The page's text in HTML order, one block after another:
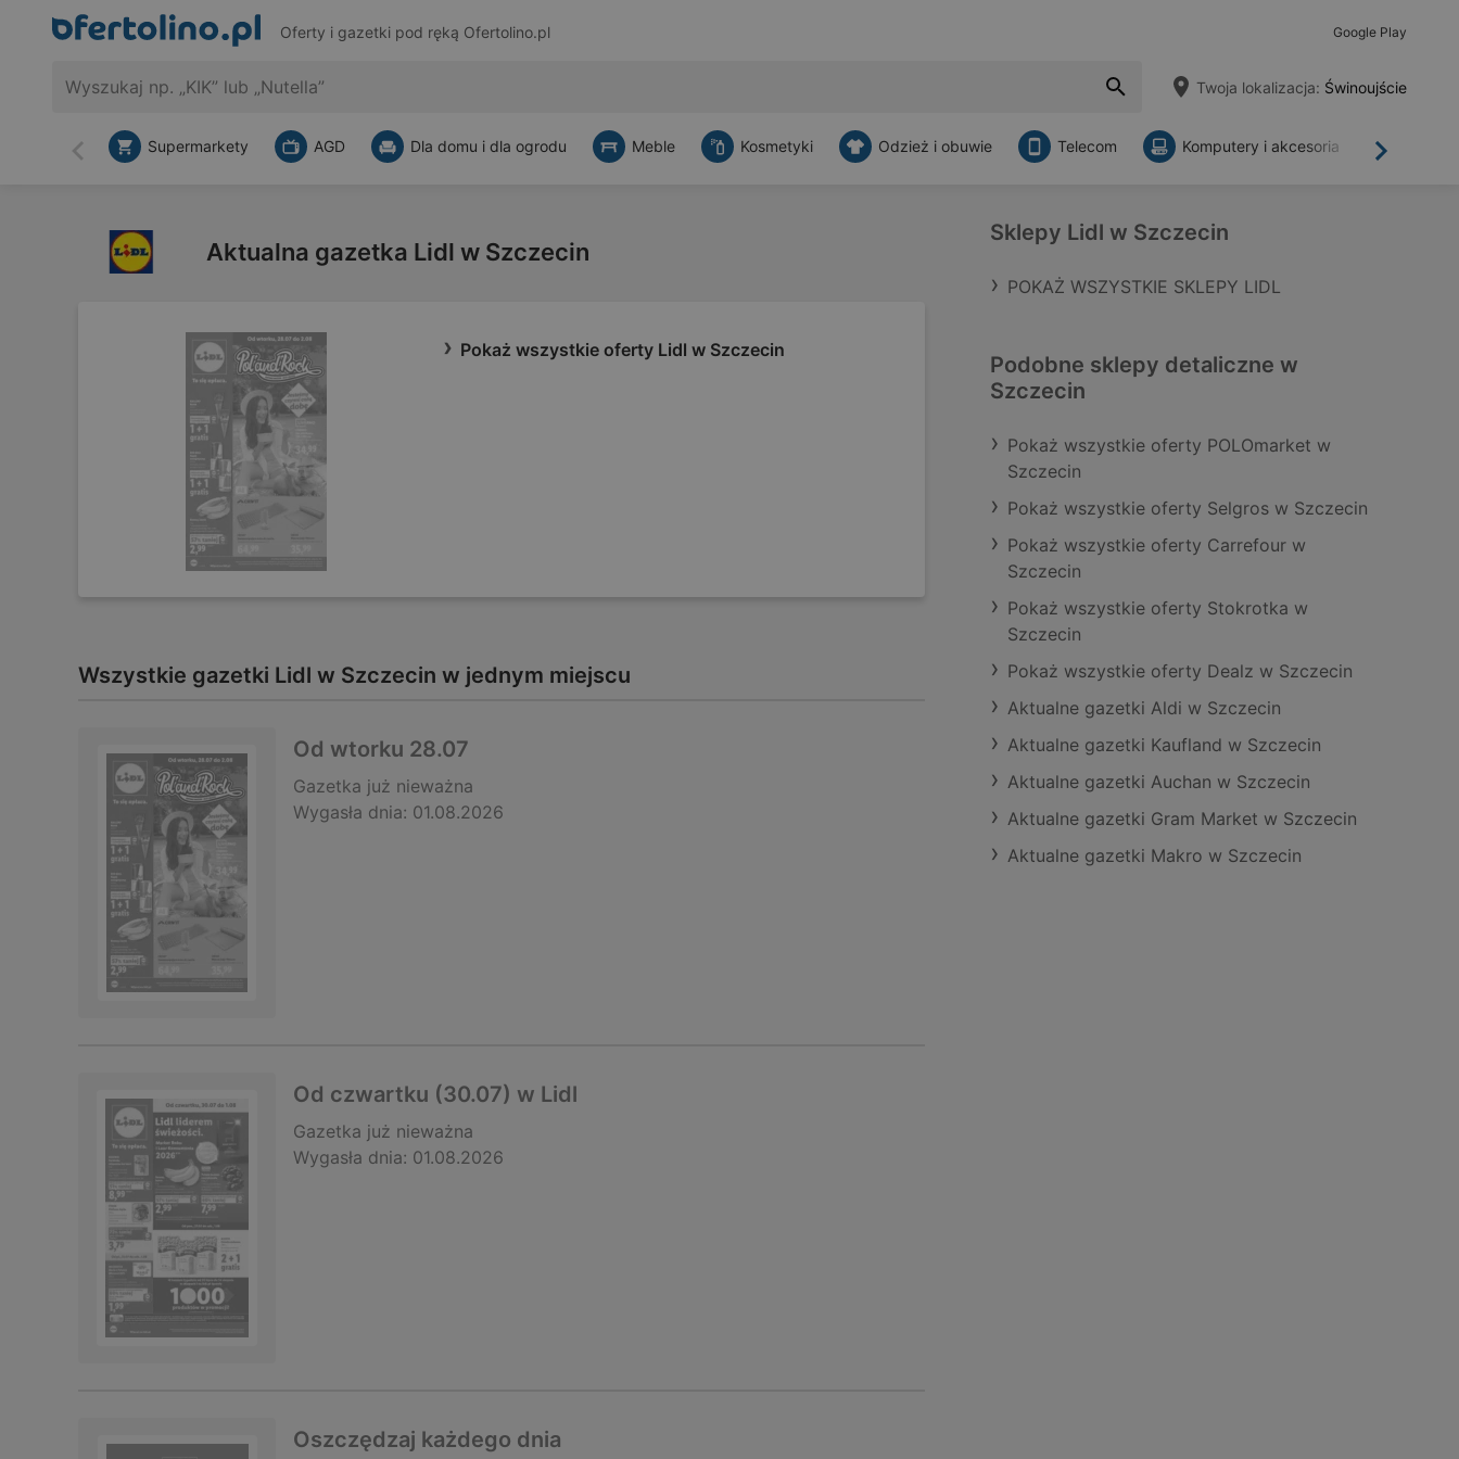
Oferty i gazetki pod ręką Ofertolino.pl Google Play
Twoja lokalizacja: Świnoujście
Wstecz Dalej
Supermarkety AGD Dla domu i dla ogrodu Meble Kosmetyki Odzież i obuwie Telecom Komputery i akcesoria
Aktualna gazetka Lidl w Szczecin
Pokaż wszystkie oferty Lidl w Szczecin
Wszystkie gazetki Lidl w Szczecin w jednym miejscu
Od wtorku 28.07
Gazetka już nieważna
Wygasła dnia: 01.08.2026
Od czwartku (30.07) w Lidl
Gazetka już nieważna
Wygasła dnia: 01.08.2026
Oszczędzaj każdego dnia
Sklepy Lidl w Szczecin
POKAŻ WSZYSTKIE SKLEPY LIDL
Podobne sklepy detaliczne w
Szczecin
Pokaż wszystkie oferty POLOmarket w
Szczecin
Pokaż wszystkie oferty Selgros w Szczecin
Pokaż wszystkie oferty Carrefour w
Szczecin
Pokaż wszystkie oferty Stokrotka w
Szczecin
Pokaż wszystkie oferty Dealz w Szczecin
Aktualne gazetki Aldi w Szczecin
Aktualne gazetki Kaufland w Szczecin
Aktualne gazetki Auchan w Szczecin
Aktualne gazetki Gram Market w Szczecin
Aktualne gazetki Makro w Szczecin